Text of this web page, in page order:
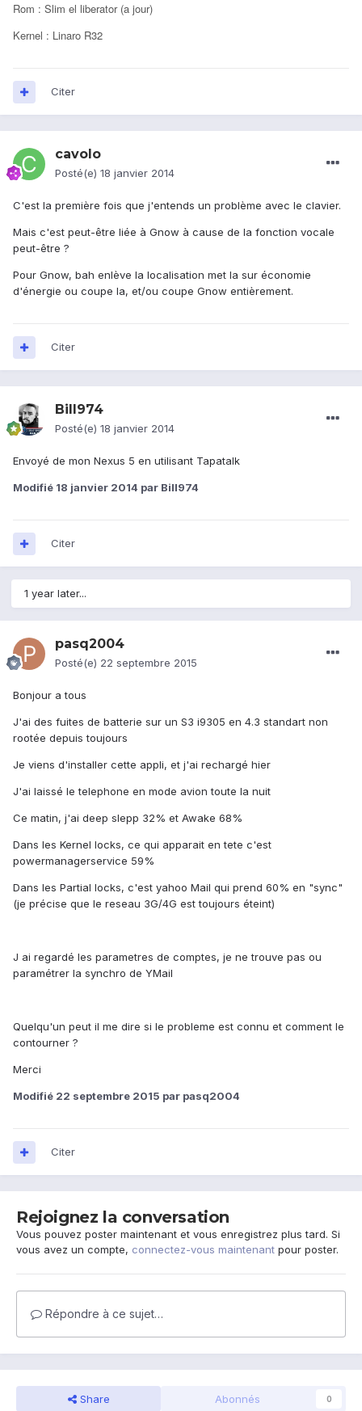
Rom : Slim el liberator (a jour)
Kernel : Linaro R32
Citer
cavolo
Posté(e) 18 janvier 2014
C'est la première fois que j'entends un problème avec le clavier.
Mais c'est peut-être liée à Gnow à cause de la fonction vocale
peut-être ?
Pour Gnow, bah enlève la localisation met la sur économie
d'énergie ou coupe la, et/ou coupe Gnow entièrement.
Citer
Bill974
Posté(e) 18 janvier 2014
Envoyé de mon Nexus 5 en utilisant Tapatalk
Modifié 18 janvier 2014 par Bill974
Citer
1 year later...
pasq2004
Posté(e) 22 septembre 2015
Bonjour a tous
J'ai des fuites de batterie sur un S3 i9305 en 4.3 standart non
rootée depuis toujours
Je viens d'installer cette appli, et j'ai rechargé hier
J'ai laissé le telephone en mode avion toute la nuit
Ce matin, j'ai deep slepp 32% et Awake 68%
Dans les Kernel locks, ce qui apparait en tete c'est
powermanagerservice 59%
Dans les Partial locks, c'est yahoo Mail qui prend 60% en "sync"
(je précise que le reseau 3G/4G est toujours éteint)
J ai regardé les parametres de comptes, je ne trouve pas ou
paramétrer la synchro de YMail
Quelqu'un peut il me dire si le probleme est connu et comment le
contourner ?
Merci
Modifié 22 septembre 2015 par pasq2004
Citer
Rejoignez la conversation
Vous pouvez poster maintenant et vous enregistrez plus tard. Si
vous avez un compte, connectez-vous maintenant pour poster.
Répondre à ce sujet…
Share Abonnés 0